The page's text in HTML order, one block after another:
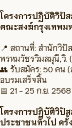
โครงการปฏิบัติวิปั
คณะสงฆ์กรุงเทพม
📍 สถานที่: สำนักวิปั
พรหมวัชรวิมลมุนี,วิ.
👥 รับสมัคร: 50 คน (
อบรมเสร็จสิ้น
📅 21 - 25 ก.ย. 2568
โครงการปฏิบัติวิปั
ประชาชนทั่วไป ครั้